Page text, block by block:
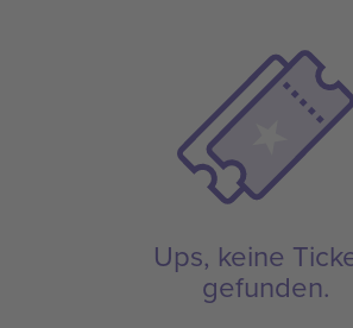
Ups, keine
gefunden.